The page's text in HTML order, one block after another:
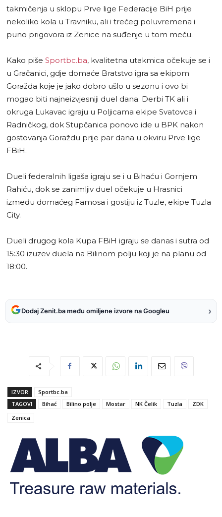
takmičenja u sklopu Prve lige Federacije BiH prije
nekoliko kola u Travniku, ali i trećeg poluvremena i
puno prigovora iz Zenice na suđenje u tom meču.
Kako piše Sportbc.ba, kvalitetna utakmica očekuje se i
u Gračanici, gdje domaće Bratstvo igra sa ekipom
Goražda koje je jako dobro ušlo u sezonu i ovo bi
mogao biti najneizvjesniji duel dana. Derbi TK ali i
okruga Lukavac igraju u Poljicama ekipe Svatovca i
Radničkog, dok Stupčanica ponovo ide u BPK nakon
gostovanja Goraždu prije par dana u okviru Prve lige
FBiH.
Dueli federalnih ligaša igraju se i u Bihaću i Gornjem
Rahiću, dok se zanimljiv duel očekuje u Hrasnici
između domaćeg Famosa i gostiju iz Tuzle, ekipe Tuzla
City.
Dueli drugog kola Kupa FBiH igraju se danas i sutra od
15:30 izuzev duela na Bilinom polju koji je na planu od
18:00.
Dodaj Zenit.ba među omiljene izvore na Googleu ›
IZVOR
Sportbc.ba
TAGOVI
Bihać Bilino polje Mostar NK Čelik Tuzla
ZDK
Zenica